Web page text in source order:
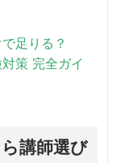
足りる？
策 完全ガイ
講師選び